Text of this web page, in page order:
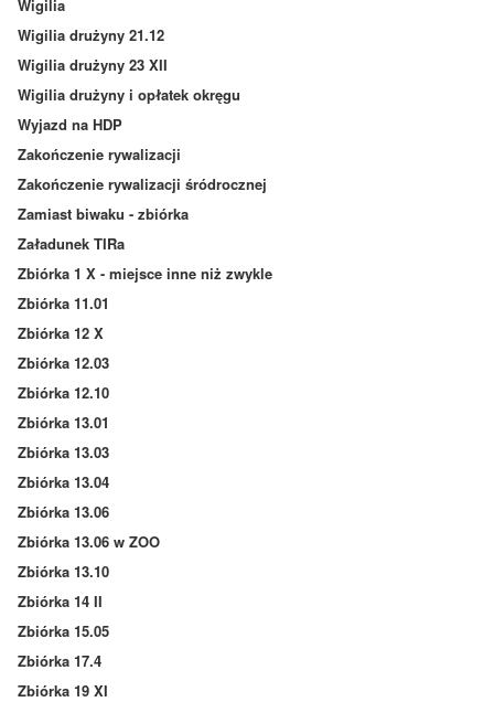
Wigilia
Wigilia drużyny 21.12
Wigilia drużyny 23 XII
Wigilia drużyny i opłatek okręgu
Wyjazd na HDP
Zakończenie rywalizacji
Zakończenie rywalizacji śródrocznej
Zamiast biwaku - zbiórka
Załadunek TIRa
Zbiórka 1 X - miejsce inne niż zwykle
Zbiórka 11.01
Zbiórka 12 X
Zbiórka 12.03
Zbiórka 12.10
Zbiórka 13.01
Zbiórka 13.03
Zbiórka 13.04
Zbiórka 13.06
Zbiórka 13.06 w ZOO
Zbiórka 13.10
Zbiórka 14 II
Zbiórka 15.05
Zbiórka 17.4
Zbiórka 19 XI